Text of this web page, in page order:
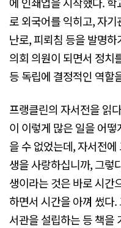
로 외국어를 익히고, 자
난로, 피뢰침 등을 발명
의회 의원이 되면서 정치
등 독립에 결정적인 역할
프랭클린의 자서전을 읽
이 이렇게 많은 일을 어
을 수 없었는데, 자서전
생을 사랑하십니까, 그렇
생이라는 것은 바로 시간
하면서 시간을 아껴 썼다
서관을 설립하는 등 책을